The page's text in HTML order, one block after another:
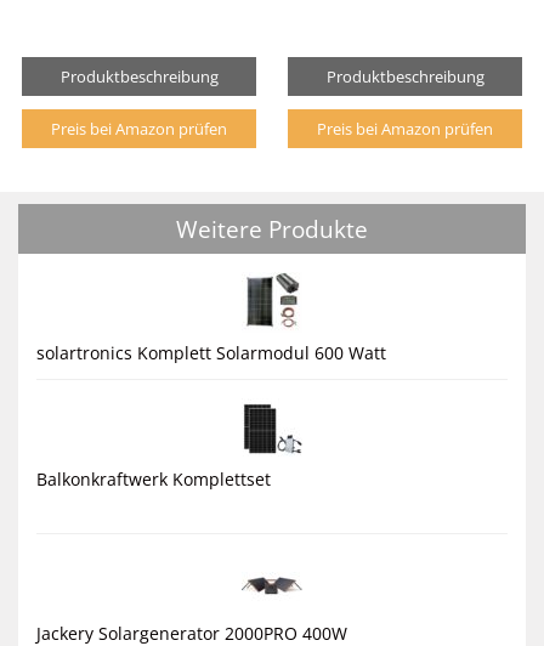
Produktbeschreibung
Preis bei Amazon prüfen
Produktbeschreibung
Preis bei Amazon prüfen
Weitere Produkte
solartronics Komplett Solarmodul 600 Watt
Balkonkraftwerk Komplettset
Jackery Solargenerator 2000PRO 400W